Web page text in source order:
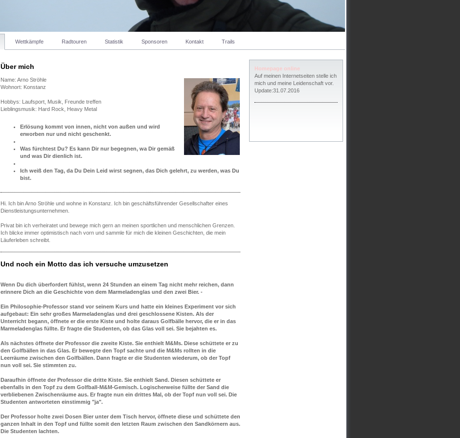
Wettkämpfe Radtouren Statistik Sponsoren Kontakt Trails
Über mich
Name: Arno Ströhle
Wohnort: Konstanz
Hobbys: Laufsport, Musik, Freunde treffen
Lieblingsmusik: Hard Rock, Heavy Metal
Erlösung kommt von innen, nicht von außen und wird
erworben nur und nicht geschenkt.
Was fürchtest Du? Es kann Dir nur begegnen, wa Dir gemäß
und was Dir dienlich ist.
Ich weiß den Tag, da Du Dein Leid wirst segnen, das Dich gelehrt, zu werden, was Du
bist.
Hi. Ich bin Arno Ströhle und wohne in Konstanz. Ich bin geschäftsführender Gesellschafter eines
Dienstleistungsunternehmen.
Privat bin ich verheiratet und bewege mich gern an meinen sportlichen und menschlichen Grenzen.
Ich blicke immer optimistisch nach vorn und sammle für mich die kleinen Geschichten, die mein
Läuferleben schreibt.
Und noch ein Motto das ich versuche umzusetzen
Wenn Du dich überfordert fühlst, wenn 24 Stunden an einem Tag nicht mehr reichen, dann
erinnere Dich an die Geschichte von dem Marmeladenglas und den zwei Bier. -
Ein Philosophie-Professor stand vor seinem Kurs und hatte ein kleines Experiment vor sich
aufgebaut: Ein sehr großes Marmeladenglas und drei geschlossene Kisten. Als der
Unterricht begann, öffnete er die erste Kiste und holte daraus Golfbälle hervor, die er in das
Marmeladenglas füllte. Er fragte die Studenten, ob das Glas voll sei. Sie bejahten es.
Als nächstes öffnete der Professor die zweite Kiste. Sie enthielt M&Ms. Diese schüttete er zu
den Golfbällen in das Glas. Er bewegte den Topf sachte und die M&Ms rollten in die
Leerräume zwischen den Golfbällen. Dann fragte er die Studenten wiederum, ob der Topf
nun voll sei. Sie stimmten zu.
Daraufhin öffnete der Professor die dritte Kiste. Sie enthielt Sand. Diesen schüttete er
ebenfalls in den Topf zu dem Golfball-M&M-Gemisch. Logischerweise füllte der Sand die
verbliebenen Zwischenräume aus. Er fragte nun ein drittes Mal, ob der Topf nun voll sei. Die
Studenten antworteten einstimmig "ja".
Der Professor holte zwei Dosen Bier unter dem Tisch hervor, öffnete diese und schüttete den
ganzen Inhalt in den Topf und füllte somit den letzten Raum zwischen den Sandkörnern aus.
Die Studenten lachten.
Homepage online
Auf meinen Internetseiten stelle ich
mich und meine Leidenschaft vor.
Update:31.07.2016